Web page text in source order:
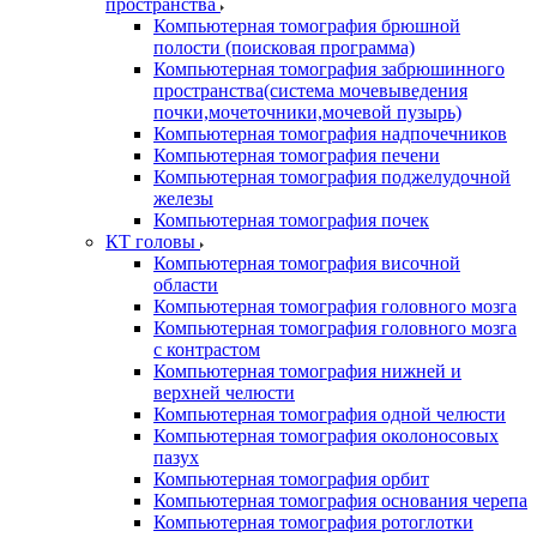
пространства
Компьютерная томография брюшной
полости (поисковая программа)
Компьютерная томография забрюшинного
пространства(система мочевыведения
почки,мочеточники,мочевой пузырь)
Компьютерная томография надпочечников
Компьютерная томография печени
Компьютерная томография поджелудочной
железы
Компьютерная томография почек
КТ головы
Компьютерная томография височной
области
Компьютерная томография головного мозга
Компьютерная томография головного мозга
с контрастом
Компьютерная томография нижней и
верхней челюсти
Компьютерная томография одной челюсти
Компьютерная томография околоносовых
пазух
Компьютерная томография орбит
Компьютерная томография основания черепа
Компьютерная томография ротоглотки